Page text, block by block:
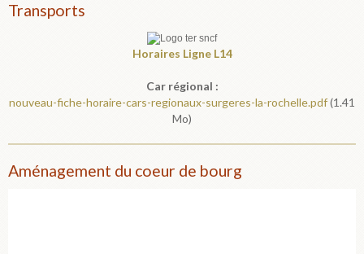
Transports
Horaires Ligne L14
Car régional :
nouveau-fiche-horaire-cars-regionaux-surgeres-la-rochelle.pdf(1.41
Mo)
Aménagement du coeur de bourg